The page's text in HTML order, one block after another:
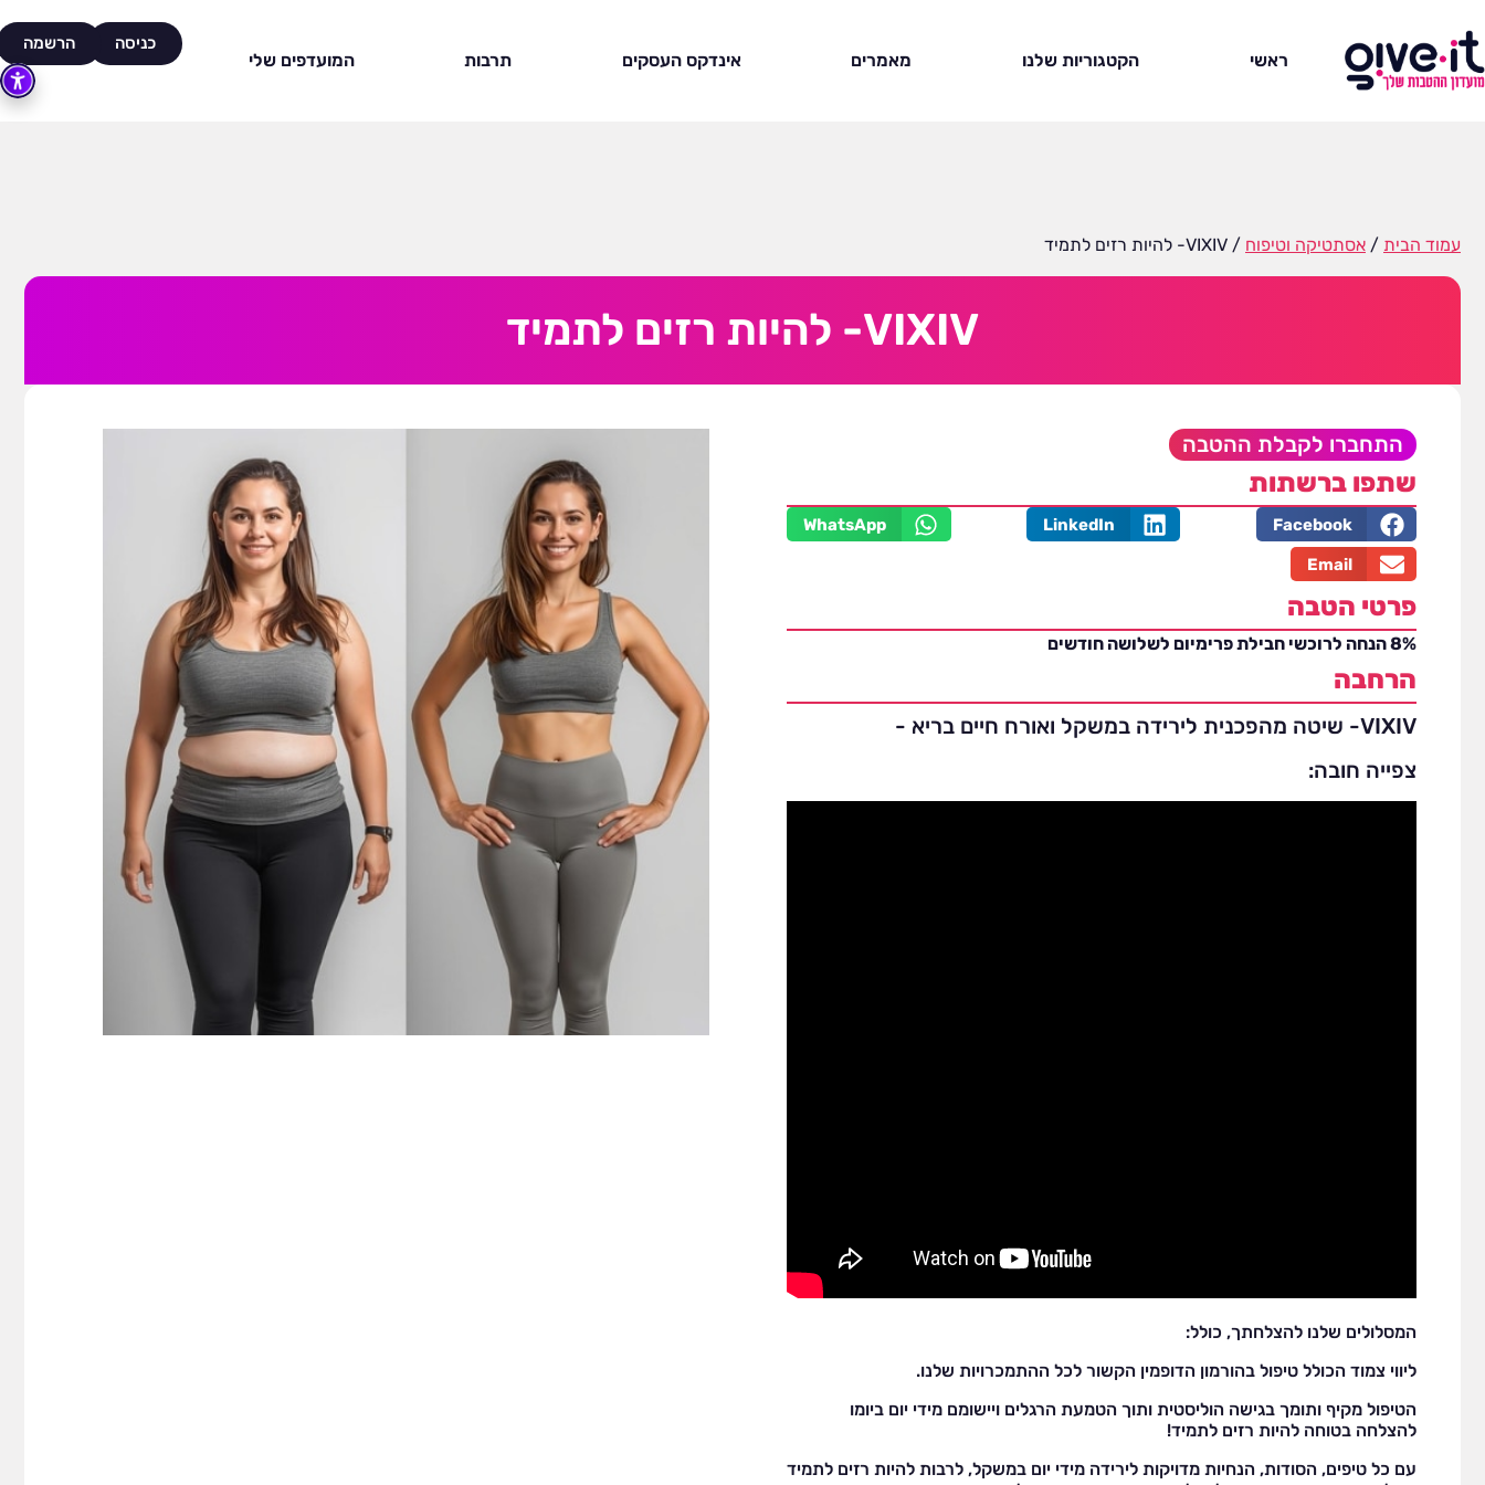
ראשי הקטגוריות שלנו מאמרים אינדקס העסקים תרבות המועדפים שלי
כניסה הרשמה
עמוד הבית / אסתטיקה וטיפוח / VIXIV- להיות רזים לתמיד
VIXIV- להיות רזים לתמיד
התחברו לקבלת ההטבה
שתפו ברשתות
Facebook
LinkedIn
WhatsApp
Email
פרטי הטבה
8% הנחה לרוכשי חבילת פרימיום לשלושה חודשים
הרחבה
VIXIV- שיטה מהפכנית לירידה במשקל ואורח חיים בריא -
צפייה חובה:
המסלולים שלנו להצלחתך, כולל:
ליווי צמוד הכולל טיפול בהורמון הדופמין הקשור לכל ההתמכרויות שלנו.
הטיפול מקיף ותומך בגישה הוליסטית ותוך הטמעת הרגלים ויישומם מידי יום ביומו
להצלחה בטוחה להיות רזים לתמיד!
עם כל טיפים, הסודות, הנחיות מדויקות לירידה מידי יום במשקל, לרבות להיות רזים לתמיד